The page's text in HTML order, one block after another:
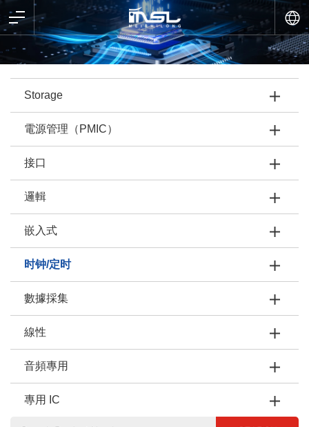
Storage
電源管理（PMIC）
接口
邏輯
嵌入式
时钟/定时
數據採集
線性
音頻專用
專用 IC